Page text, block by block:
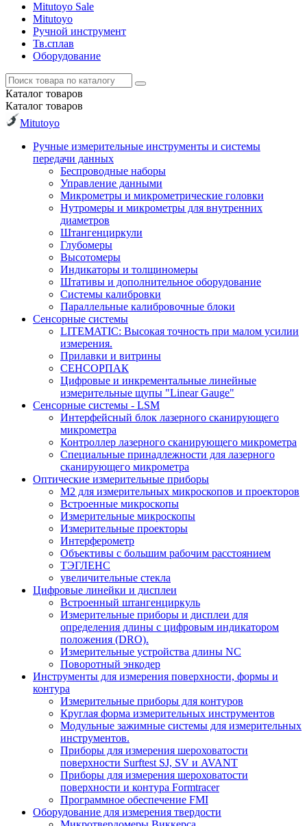
Mitutoyo Sale
Mitutoyo
Ручной инструмент
Тв.сплав
Оборудование
Каталог товаров
Каталог товаров
Mitutoyo
Ручные измерительные инструменты и системы
передачи данных
Беспроводные наборы
Управление данными
Микрометры и микрометрические головки
Нутромеры и микрометры для внутренних
диаметров
Штангенциркули
Глубомеры
Высотомеры
Индикаторы и толщиномеры
Штативы и дополнительное оборудование
Системы калибровки
Параллельные калибровочные блоки
Сенсорные системы
LITEMATIC: Высокая точность при малом усилии
измерения.
Прилавки и витрины
СЕНСОРПАК
Цифровые и инкрементальные линейные
измерительные щупы "Linear Gauge"
Сенсорные системы - LSM
Интерфейсный блок лазерного сканирующего
микрометра
Контроллер лазерного сканирующего микрометра
Специальные принадлежности для лазерного
сканирующего микрометра
Оптические измерительные приборы
M2 для измерительных микроскопов и проекторов
Встроенные микроскопы
Измерительные микроскопы
Измерительные проекторы
Интерферометр
Объективы с большим рабочим расстоянием
ТЭГЛЕНС
увеличительные стекла
Цифровые линейки и дисплеи
Встроенный штангенциркуль
Измерительные приборы и дисплеи для
определения длины с цифровым индикатором
положения (DRO).
Измерительные устройства длины NC
Поворотный энкодер
Инструменты для измерения поверхности, формы и
контура
Измерительные приборы для контуров
Круглая форма измерительных инструментов
Модульные зажимные системы для измерительных
инструментов.
Приборы для измерения шероховатости
поверхности Surftest SJ, SV и AVANT
Приборы для измерения шероховатости
поверхности и контура Formtracer
Программное обеспечение FMI
Оборудование для измерения твердости